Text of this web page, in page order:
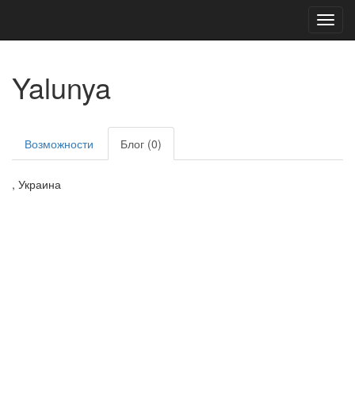
Yalunya
Возможности Блог (0)
, Украина